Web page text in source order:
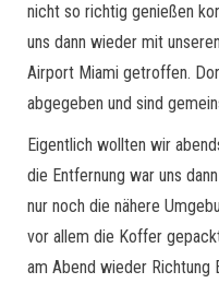
nicht so richtig genießen
uns dann wieder mit
Airport Miami getroffen.
abgegeben und sind
Eigentlich wollten wir
die Entfernung war uns
nur noch die nähere
vor allem die Koffer
am Abend wieder Richtung